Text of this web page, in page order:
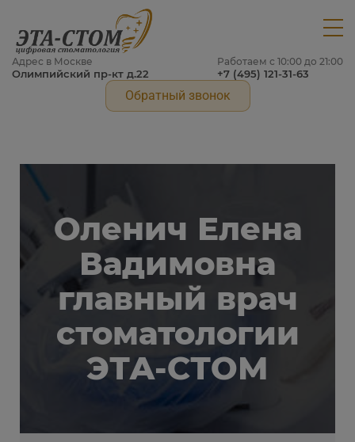
Адрес в Москве
Олимпийский пр-кт д.22
Работаем с 10:00 до 21:00
+7 (495) 121-31-63
Обратный звонок
Оленич Елена
Вадимовна
главный врач
стоматологии
ЭТА-СТОМ